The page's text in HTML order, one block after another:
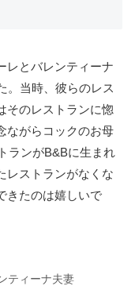
レとバレンティーナ
。当時、彼らのレス
そのレストランに惚
ながらコックのお母
ランがB&Bに生まれ
レストランがなくな
きたのは嬉しいで
ティーナ夫妻